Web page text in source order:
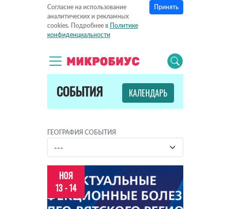
Согласие на использование
аналитических и рекламных
cookies. Подробнее в Политике
конфиденциальности
Принять
СОБЫТИЯ КАЛЕНДАРЬ
ГЕОГРАФИЯ СОБЫТИЯ
НОЯ
13 - 14